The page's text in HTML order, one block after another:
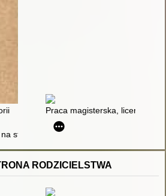
Praca magisterska, licencjat :
studiach historycznych : przewodnik
RODZICIELSTWA